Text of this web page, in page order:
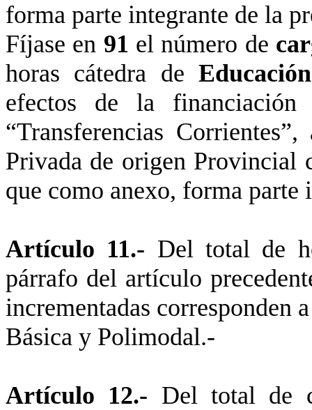
forma parte integrante de la
Fíjase en 91 el número de
horas cátedra de
efectos de la
“Transferencias
Privada de origen Provincial
que como anexo, forma parte
Artículo 11.- Del total de
párrafo del artículo
incrementadas corresponden
Básica y Polimodal.-
Artículo 12.- Del total de